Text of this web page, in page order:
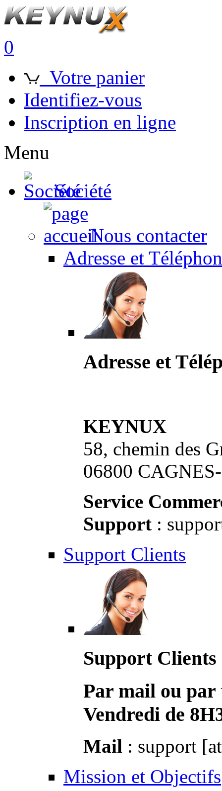
0
Votre panier
Identifiez-vous
Inscription en ligne
Menu
Société
Nous contacter
Adresse et
Adresse et
KEYNUX
58, chemin des
06800
Service
Support :
Support Clients
Support Clients
Par mail ou par
Vendredi de
Mail : support
Mission et Objectifs